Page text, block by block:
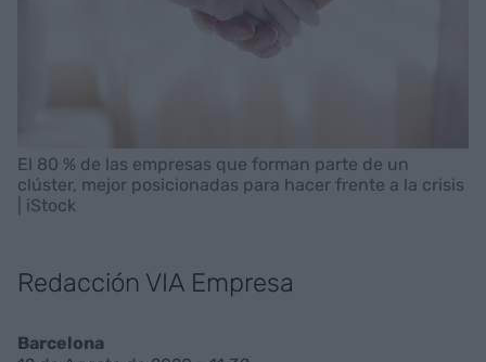
El 80 % de las empresas que forman parte de un
clúster, mejor posicionadas para hacer frente a la crisis
| iStock
Redacción VIA Empresa
Barcelona